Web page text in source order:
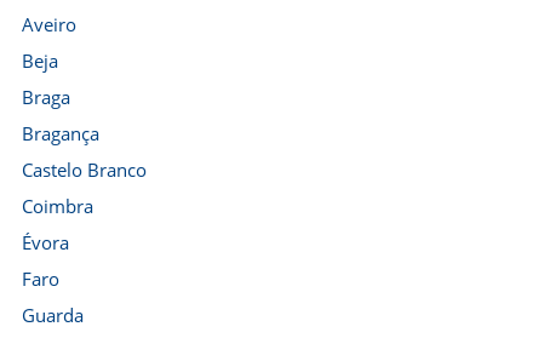
Aveiro
Beja
Braga
Bragança
Castelo Branco
Coimbra
Évora
Faro
Guarda